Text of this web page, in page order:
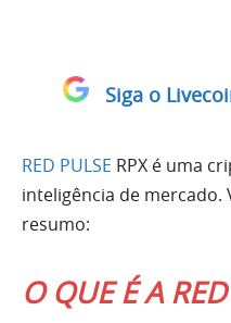
Siga o
RED PULSE RPX é uma
inteligência de mercado.
resumo:
O QUE É A